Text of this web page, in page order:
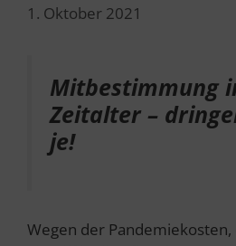
1. Oktober 2021
Mitbestimmung
Zeitalter –
je!
Wegen der Pandemiekosten,